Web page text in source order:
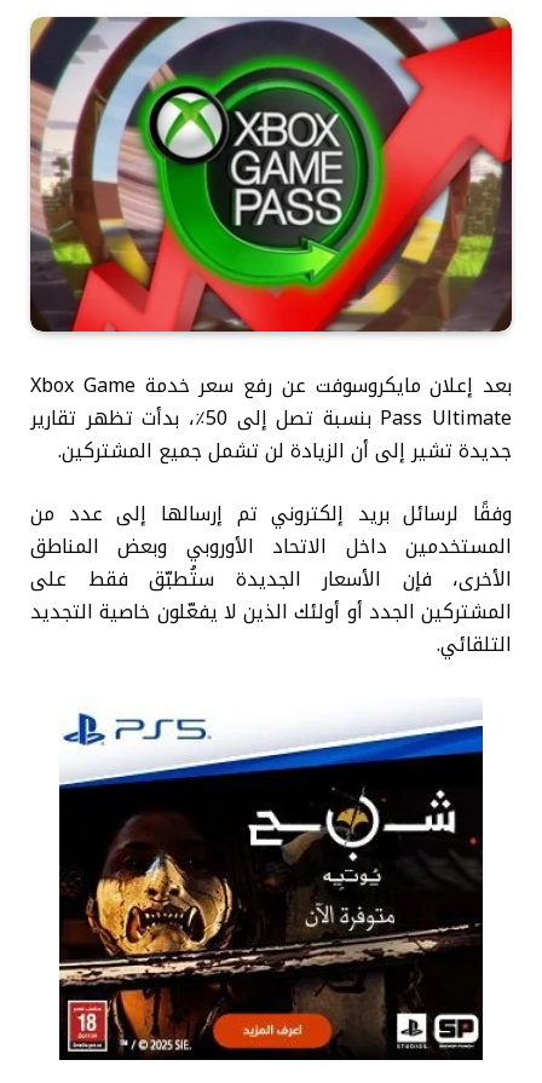
بعد إعلان مايكروسوفت عن رفع سعر خدمة Xbox Game
Pass Ultimate بنسبة تصل إلى 50٪، بدأت تظهر تقارير
جديدة تشير إلى أن الزيادة لن تشمل جميع المشتركين.
وفقًا لرسائل بريد إلكتروني تم إرسالها إلى عدد من
المستخدمين داخل الاتحاد الأوروبي وبعض المناطق
الأخرى، فإن الأسعار الجديدة ستُطبّق فقط على
المشتركين الجدد أو أولئك الذين لا يفعّلون خاصية التجديد
التلقائي.